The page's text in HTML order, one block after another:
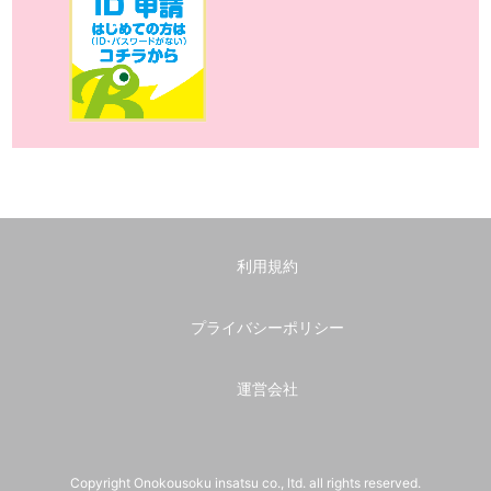
利用規約
プライバシーポリシー
運営会社
Copyright Onokousoku insatsu co., ltd. all rights reserved.